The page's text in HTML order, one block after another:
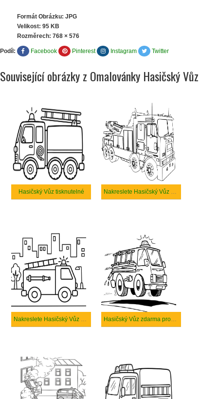
Formát Obrázku: JPG
Velikost: 95 KB
Rozměrech: 768 × 576
Podíl: Facebook Pinterest Instagram Twitter
Související obrázky z Omalovánky Hasičský Vůz
Hasičský Vůz tisknutelné Nakreslete Hasičský Vůz základní tisknutelné
Nakreslete Hasičský Vůz zdarma snadný Hasičský Vůz zdarma prostý tisknutelné